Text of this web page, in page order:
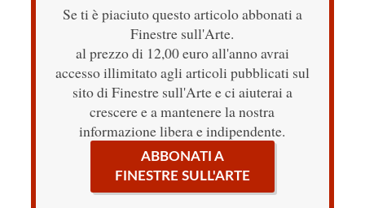
Se ti è piaciuto questo articolo abbonati a
Finestre sull'Arte.
al prezzo di 12,00 euro all'anno avrai
accesso illimitato agli articoli pubblicati sul
sito di Finestre sull'Arte e ci aiuterai a
crescere e a mantenere la nostra
informazione libera e indipendente.
ABBONATI A
FINESTRE SULL'ARTE